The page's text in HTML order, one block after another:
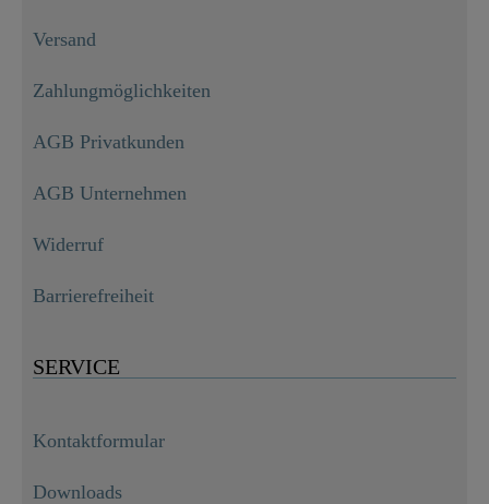
Versand
Zahlungmöglichkeiten
AGB Privatkunden
AGB Unternehmen
Widerruf
Barrierefreiheit
SERVICE
Kontaktformular
Downloads